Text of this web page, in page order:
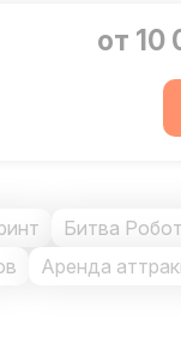
от 10
Битва
Аренда